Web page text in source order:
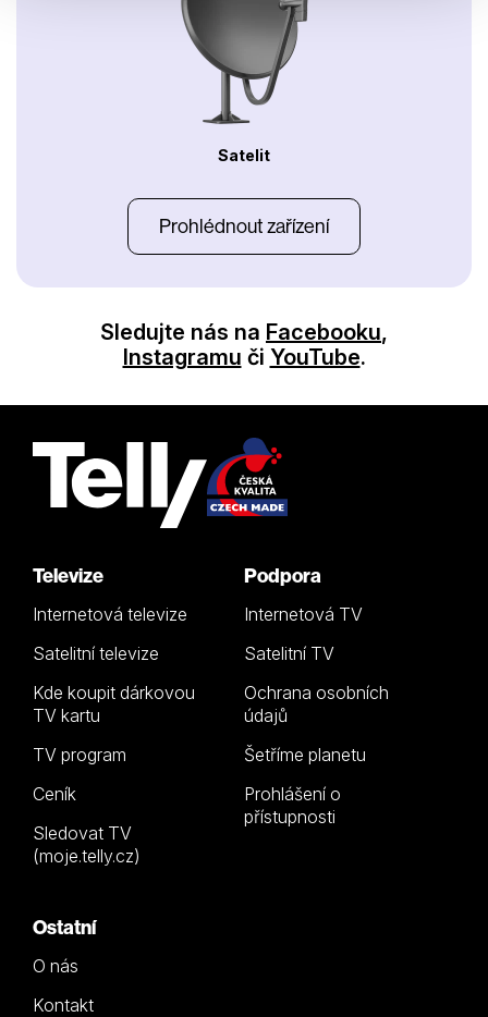
Satelit
Prohlédnout zařízení
Sledujte nás na Facebooku,
Instagramu či YouTube.
Televize
Internetová televize
Satelitní televize
Kde koupit dárkovou
TV kartu
TV program
Ceník
Sledovat TV
(moje.telly.cz)
Podpora
Internetová TV
Satelitní TV
Ochrana osobních
údajů
Šetříme planetu
Prohlášení o
přístupnosti
Ostatní
O nás
Kontakt